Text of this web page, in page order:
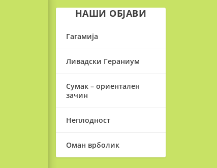
НАШИ ОБЈАВИ
Гагамија
Ливадски Гераниум
Сумак – ориентален
зачин
Неплодност
Оман врболик